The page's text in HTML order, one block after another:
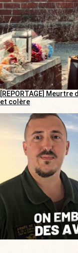
[REPORTAGE]
et colère